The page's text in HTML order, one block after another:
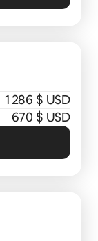
1 286 $ USD
670 $ USD